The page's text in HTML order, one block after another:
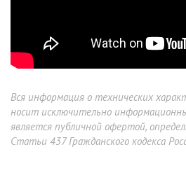
Вся информация о технических
носит исключительно
является публичной офертой,
Статьи 437 Гражданского кодекса